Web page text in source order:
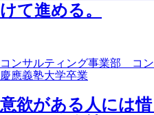
けて進める。
コンサルティング事業部 コン
慶應義塾大学卒業
意欲がある人には